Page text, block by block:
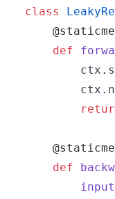
class
def
        ctx
.
        ctx
.
def
input